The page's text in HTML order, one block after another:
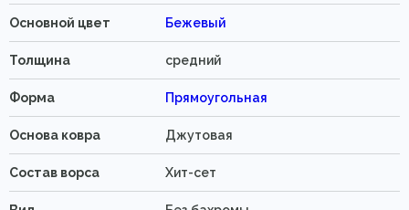
Основной цвет Бежевый
Толщина средний
Форма Прямоугольная
Основа ковра Джутовая
Состав ворса Хит-сет